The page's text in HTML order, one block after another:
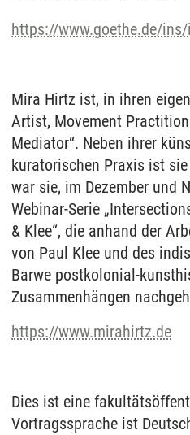
https://www.goethe.de/
Mira Hirtz ist, in ihren
Artist, Movement
Mediator“. Neben ihrer
kuratorischen Praxis ist
war sie, im Dezember und
Webinar-Serie
& Klee“, die anhand der
von Paul Klee und des
Barwe postkolonial-
Zusammenhängen
https://www.mirahirtz.de
Dies ist eine
Vortragssprache ist